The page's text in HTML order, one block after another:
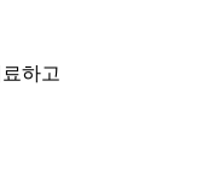
하고